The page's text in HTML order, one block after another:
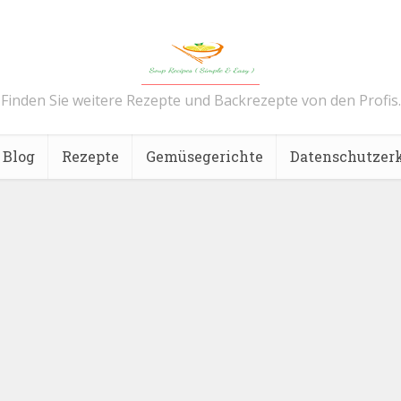
Finden Sie weitere Rezepte und Backrezepte von den Profis.
Blog Rezepte Gemüsegerichte